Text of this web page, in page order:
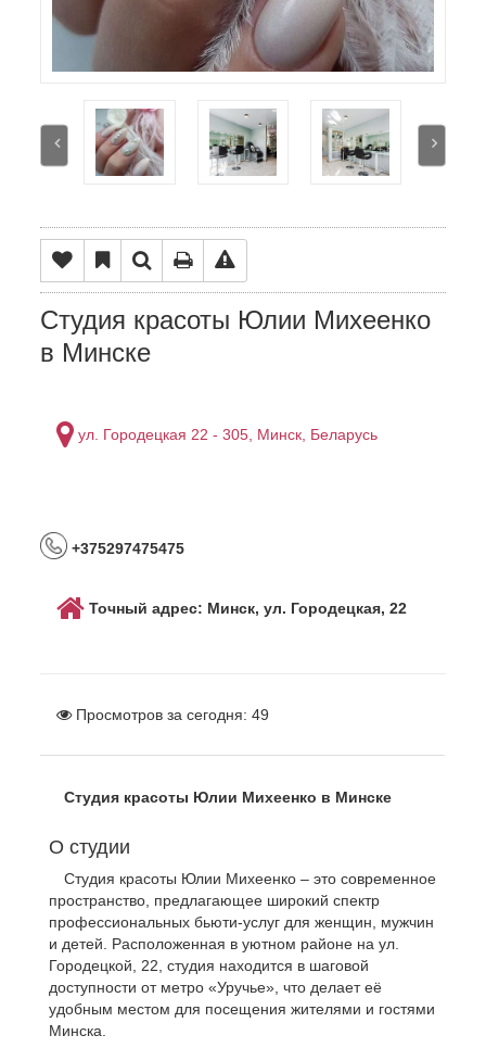
Студия красоты Юлии Михеенко
в Минске
ул. Городецкая 22 - 305, Минск, Беларусь
+375297475475
Точный адрес: Минск, ул. Городецкая, 22
Просмотров за сегодня:49
Студия красоты Юлии Михеенко в Минске
О студии
Студия красоты Юлии Михеенко – это современное
пространство, предлагающее широкий спектр
профессиональных бьюти-услуг для женщин, мужчин
и детей. Расположенная в уютном районе на ул.
Городецкой, 22, студия находится в шаговой
доступности от метро «Уручье», что делает её
удобным местом для посещения жителями и гостями
Минска.